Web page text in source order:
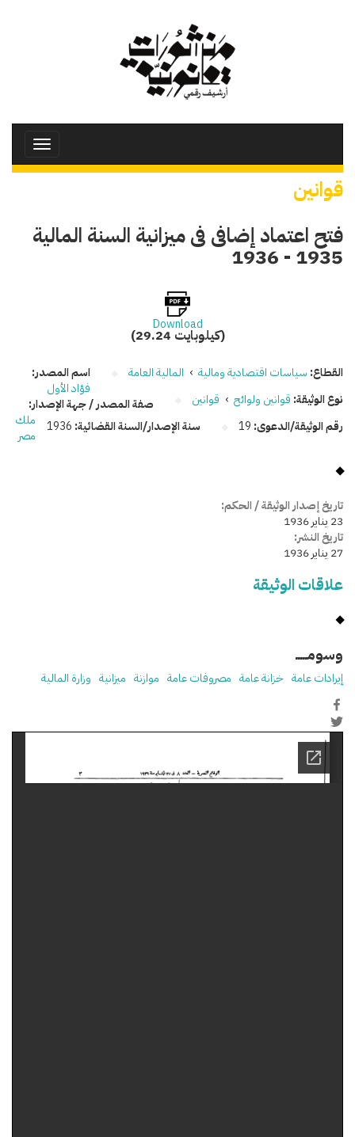
Toggle
قوانين
فتح اعتماد إضافى فى ميزانية السنة المالية
1935 - 1936
Download
(29.24 كيلوبايت)
القطاع: سياسات اقتصادية ومالية › المالية العامة
نوع الوثيقة: قوانين ولوائح › قوانين
رقم الوثيقة/الدعوى: 19 سنة الإصدار/السنة القضائية: 1936
اسم المصدر:
فؤاد الأول
صفة المصدر / جهة الإصدار:
ملك
مصر
تاريخ إصدار الوثيقة / الحكم:
23 يناير 1936
تاريخ النشر:
27 يناير 1936
علاقات الوثيقة
وسومـــــ
إيرادات عامة خزانة عامة مصروفات عامة موازنة ميزانية وزارة المالية